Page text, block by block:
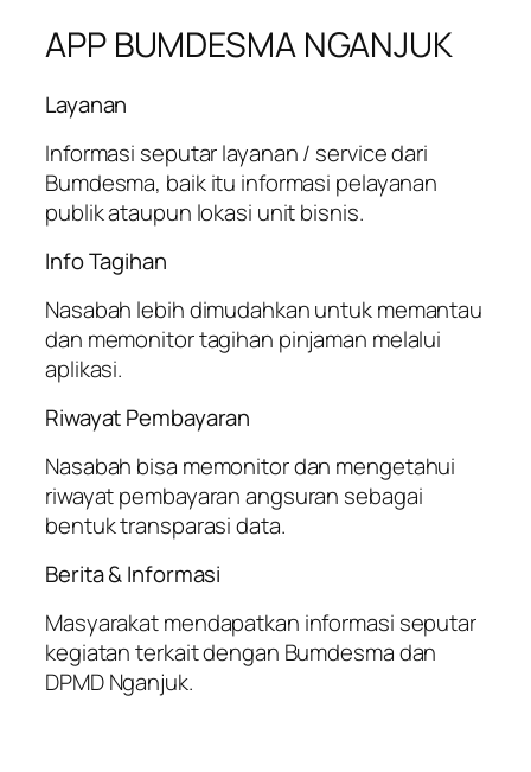
APP BUMDESMA NGANJUK
Layanan
Informasi seputar layanan / service dari
Bumdesma, baik itu informasi pelayanan
publik ataupun lokasi unit bisnis.
Info Tagihan
Nasabah lebih dimudahkan untuk memantau
dan memonitor tagihan pinjaman melalui
aplikasi.
Riwayat Pembayaran
Nasabah bisa memonitor dan mengetahui
riwayat pembayaran angsuran sebagai
bentuk transparasi data.
Berita & Informasi
Masyarakat mendapatkan informasi seputar
kegiatan terkait dengan Bumdesma dan
DPMD Nganjuk.